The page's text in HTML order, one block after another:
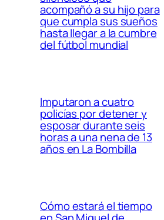
acompañó a su hijo para
que cumpla sus sueños
hasta llegar a la cumbre
del fútbol mundial
Imputaron a cuatro
policías por detener y
esposar durante seis
horas a una nena de 13
años en La Bombilla
Cómo estará el tiempo